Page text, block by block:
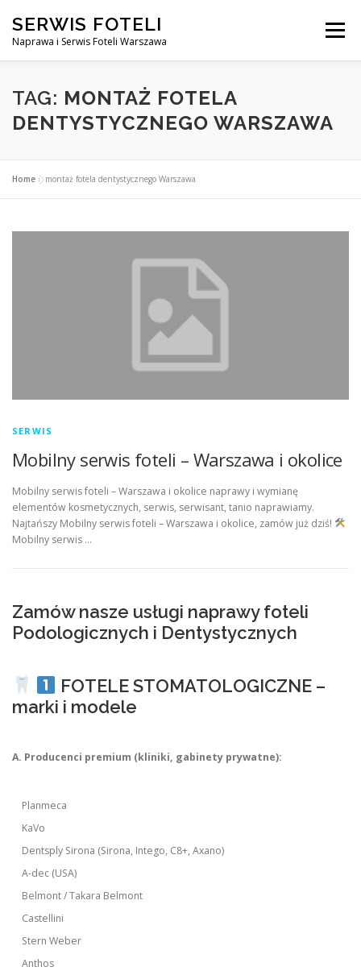
treści
SERWIS FOTELI
Naprawa i Serwis Foteli Warszawa
Menu
NAPRAWA FOTELI DENTYSTYCZNE I MEDYCZNE
TAG: MONTAŻ FOTELA
DENTYSTYCZNEGO WARSZAWA
Home »montaż fotela dentystycznego Warszawa
SERWIS
Mobilny serwis foteli – Warszawa i okolice
Mobilny serwis foteli – Warszawa i okolice naprawy i wymianę
elementów kosmetycznych, serwis, serwisant, tanio naprawiamy.
Najtańszy Mobilny serwis foteli – Warszawa i okolice, zamów już dziś!
Mobilny serwis …
Zamów nasze usługi naprawy foteli
Podologicznych i Dentystycznych
FOTELE STOMATOLOGICZNE –
marki i modele
A. Producenci premium (kliniki, gabinety prywatne):
Planmeca
KaVo
Dentsply Sirona (Sirona, Intego, C8+, Axano)
A-dec (USA)
Belmont / Takara Belmont
Castellini
Stern Weber
Anthos